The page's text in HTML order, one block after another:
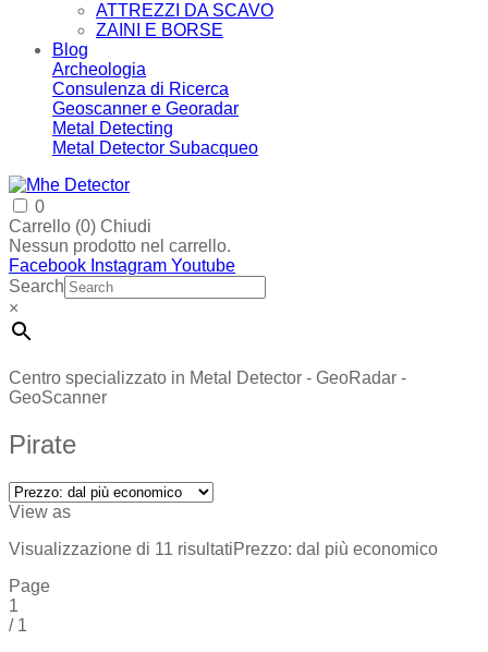
ATTREZZI DA SCAVO
ZAINI E BORSE
Blog
Archeologia
Consulenza di Ricerca
Geoscanner e Georadar
Metal Detecting
Metal Detector Subacqueo
0
Carrello (0) Chiudi
Nessun prodotto nel carrello.
Facebook Instagram Youtube
Search
×
Centro specializzato in Metal Detector - GeoRadar -
GeoScanner
Pirate
View as
Visualizzazione di 11 risultatiPrezzo: dal più economico
Page
1
/ 1